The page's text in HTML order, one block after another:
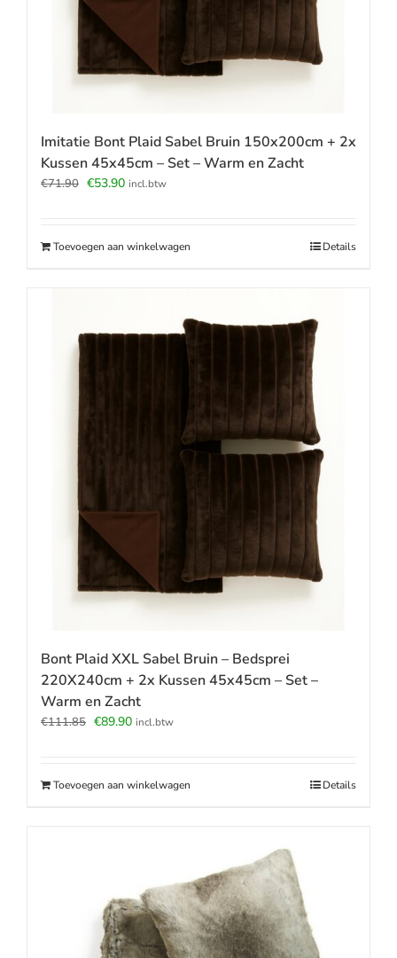
Imitatie Bont Plaid Sabel Bruin 150x200cm + 2x
Kussen 45x45cm – Set – Warm en Zacht
€71.90 Oorspronkelijke
€53.90Huidige
incl.btw
Toevoegen aan winkelwagen Details
Bont Plaid XXL Sabel Bruin – Bedsprei
220X240cm + 2x Kussen 45x45cm – Set –
Warm en Zacht
€111.85 Oorspronkelijke
€89.90Huidige
incl.btw
Toevoegen aan winkelwagen Details